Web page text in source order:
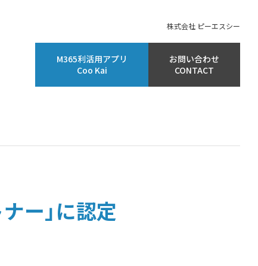
株式会社 ピーエスシー
M365利活用アプリ
Coo Kai
お問い合わせ
CONTACT
ー」に認定